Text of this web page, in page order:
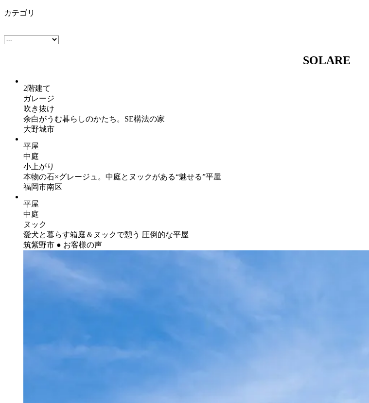
カテゴリ
SOLARE
2階建て
ガレージ
吹き抜け
余白がうむ暮らしのかたち。SE構法の家
大野城市
平屋
中庭
小上がり
本物の石×グレージュ。中庭とヌックがある“魅せる”平屋
福岡市南区
平屋
中庭
ヌック
愛犬と暮らす箱庭＆ヌックで憩う 圧倒的な平屋
筑紫野市 ● お客様の声